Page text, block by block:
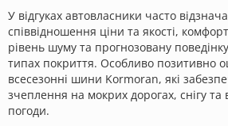
У відгуках автовласники часто
співвідношення ціни та якості,
рівень шуму та прогнозовану
типах покриття. Особливо позитивно
всесезонні шини Kormoran, які
зчеплення на мокрих дорогах, снігу та
погоди.